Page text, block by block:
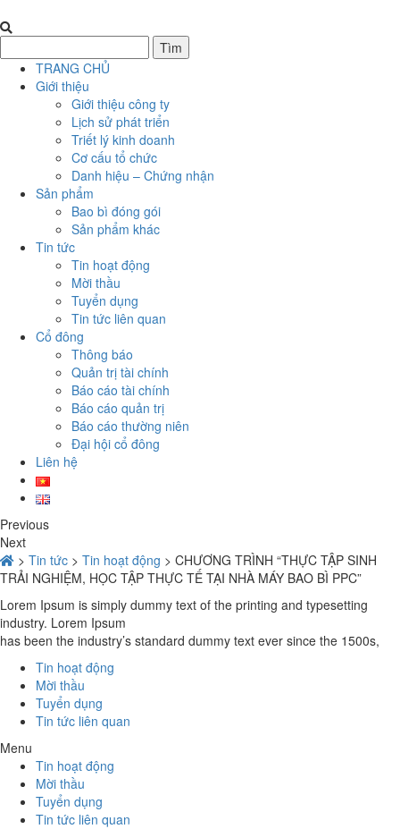
TRANG CHỦ
Giới thiệu
Giới thiệu công ty
Lịch sử phát triển
Triết lý kinh doanh
Cơ cấu tổ chức
Danh hiệu – Chứng nhận
Sản phẩm
Bao bì đóng gói
Sản phẩm khác
Tin tức
Tin hoạt động
Mời thầu
Tuyển dụng
Tin tức liên quan
Cổ đông
Thông báo
Quản trị tài chính
Báo cáo tài chính
Báo cáo quản trị
Báo cáo thường niên
Đại hội cổ đông
Liên hệ
Previous
Next
> Tin tức > Tin hoạt động > CHƯƠNG TRÌNH “THỰC TẬP SINH
TRẢI NGHIỆM, HỌC TẬP THỰC TẾ TẠI NHÀ MÁY BAO BÌ PPC”
Lorem Ipsum is simply dummy text of the printing and typesetting
industry. Lorem Ipsum
has been the industry’s standard dummy text ever since the 1500s,
Tin hoạt động
Mời thầu
Tuyển dụng
Tin tức liên quan
Menu
Tin hoạt động
Mời thầu
Tuyển dụng
Tin tức liên quan